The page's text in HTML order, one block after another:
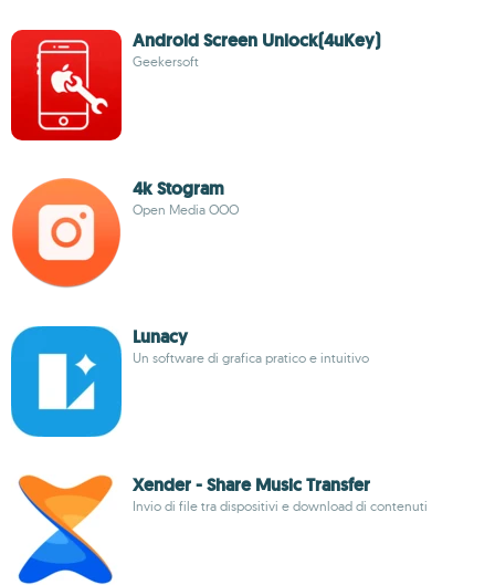
Android Screen Unlock(4uKey)
Geekersoft
4k Stogram
Open Media OOO
Lunacy
Un software di grafica pratico e intuitivo
Xender - Share Music Transfer
Invio di file tra dispositivi e download di contenuti